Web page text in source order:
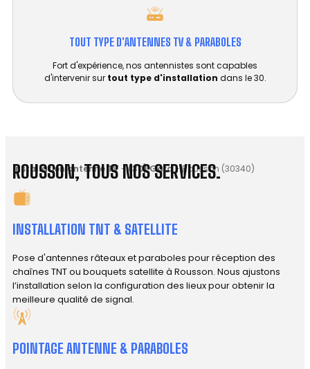
TOUT TYPE D'ANTENNES TV & PARABOLES
Fort d'expérience, nos antennistes sont capables
d'intervenir sur tout type d'installation dans le 30.
Installation antenne TV-(30) Gard-Rousson (30340)
ROUSSON, TOUS NOS SERVICES.
INSTALLATION TNT & SATELLITE
Pose d'antennes râteaux et paraboles pour réception des
chaînes TNT ou bouquets satellite à Rousson. Nous ajustons
l’installation selon la configuration des lieux pour obtenir la
meilleure qualité de signal.
POINTAGE ANTENNE & PARABOLES